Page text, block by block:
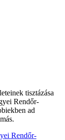
tisztázása
Rendőr-
ad
Rendőr-